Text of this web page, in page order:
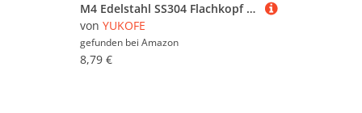
M4 Edelstahl SS304 Flachkopf Star Drive Maschine Schrauben Schrauben 50 Stück für Industrie bau Home Office Kommunikation geräte (M4×10)
von YUKOFE
gefunden bei Amazon
8,79 €